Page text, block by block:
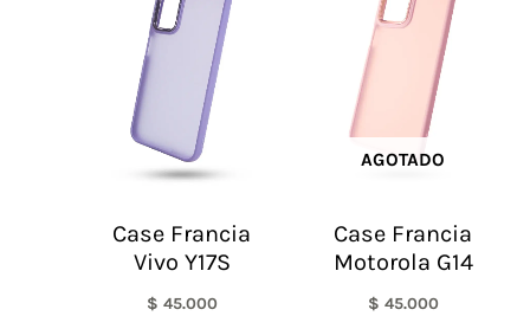
Case Francia
Vivo Y17S
$ 45.000
AGOTADO
Case Francia
Motorola G14
$ 45.000